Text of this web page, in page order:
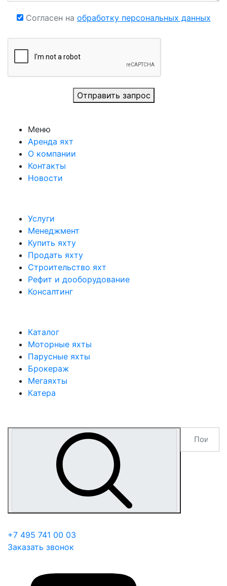
Согласен на обработку персональных данных
Отправить запрос
Меню
Аренда яхт
О компании
Контакты
Новости
Услуги
Менеджмент
Купить яхту
Продать яхту
Строительство яхт
Рефит и дооборудование
Консалтинг
Каталог
Моторные яхты
Парусные яхты
Брокераж
Мегаяхты
Катера
+7 495 741 00 03
Заказать звонок